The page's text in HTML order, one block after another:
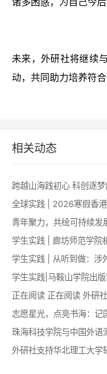
未来，外研社将继续
动，共同助力培养符
相关动态
全球实践 | 2026寒假香
学生实践 | 廊坊师范学院
学生实践 | 从听到做：涉
学生实践|马鞍山学院出
志愿星光，点亮书海：记
珠海科技学院与中国外语
外研社支持华北理工大学